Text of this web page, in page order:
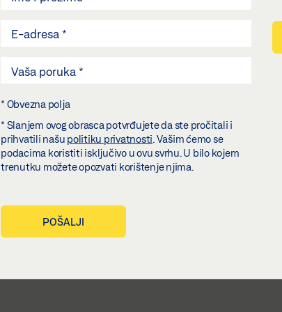
* Obvezna polja
* Slanjem ovog obrasca potvrđujete da ste pročitali i
prihvatili našu politiku privatnosti . Vašim ćemo se
podacima koristiti isključivo u ovu svrhu. U bilo kojem
trenutku možete opozvati korištenje njima.
POŠALJI